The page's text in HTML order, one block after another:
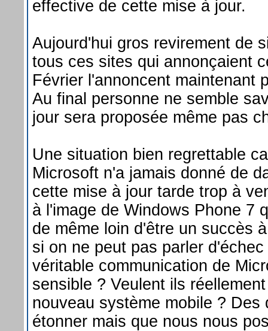
effective de cette mise à jour.
Aujourd'hui gros revirement de
tous ces sites qui annonçaient
Février l'annoncent maintenant
Au final personne ne semble
jour sera proposée même pas
Une situation bien regrettable
Microsoft n'a jamais donné de
cette mise à jour tarde trop à
à l'image de Windows Phone 7
de même loin d'être un succès
si on ne peut pas parler
véritable communication de
sensible ? Veulent ils
nouveau système mobile ? Des
étonner mais que nous nous